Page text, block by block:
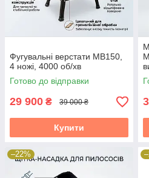
Фугувальні верстати MB150,
4 ножі, 4000 об/хв
Готово до відправки
29 900 ₴ 39 000 ₴
Купити
–22%